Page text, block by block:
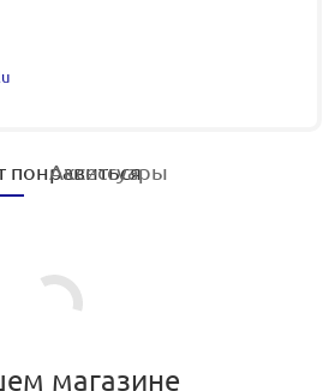
понравиться
Аксессуары
магазине